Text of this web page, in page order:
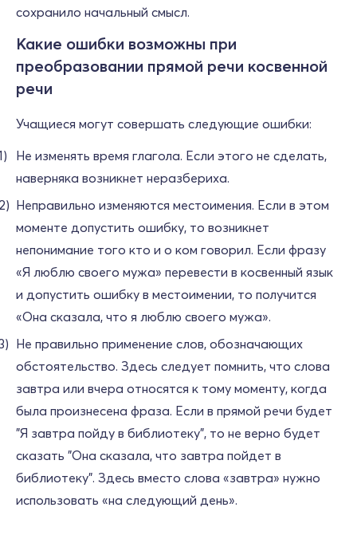
сохранило начальный смысл.
Какие ошибки возможны при
преобразовании прямой речи косвенной
речи
Учащиеся могут совершать следующие ошибки:
Не изменять время глагола. Если этого не сделать,
наверняка возникнет неразбериха.
Неправильно изменяются местоимения. Если в этом
моменте допустить ошибку, то возникнет
непонимание того кто и о ком говорил. Если фразу
«Я люблю своего мужа» перевести в косвенный язык
и допустить ошибку в местоимении, то получится
«Она сказала, что я люблю своего мужа».
Не правильно применение слов, обозначающих
обстоятельство. Здесь следует помнить, что слова
завтра или вчера относятся к тому моменту, когда
была произнесена фраза. Если в прямой речи будет
"Я завтра пойду в библиотеку", то не верно будет
сказать "Она сказала, что завтра пойдет в
библиотеку". Здесь вместо слова «завтра» нужно
использовать «на следующий день».